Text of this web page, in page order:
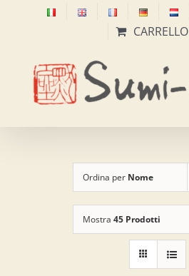
CARRELLO
Ordina per Nome
Mostra 45 Prodotti